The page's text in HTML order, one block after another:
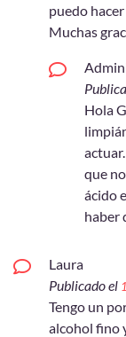
puedo
Muchas
Hola
que
ácido
haber
Laura
Publicado el
Tengo un
alcohol fino